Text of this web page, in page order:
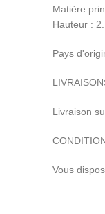
Matière
Hauteur :
Pays
Livraison
Vous